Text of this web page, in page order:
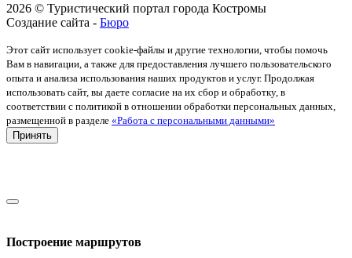
2026 © Туристический портал города Костромы
Создание сайта - Бюро
Этот сайт использует cookie-файлы и другие технологии, чтобы помочь
Вам в навигации, а также для предоставления лучшего пользовательского
опыта и анализа использования наших продуктов и услуг. Продолжая
использовать сайт, вы даете согласие на их сбор и обработку, в
соответствии с политикой в отношении обработки персональных данных,
размещенной в разделе «Работа с персональными данными»
Принять
Построение маршрутов